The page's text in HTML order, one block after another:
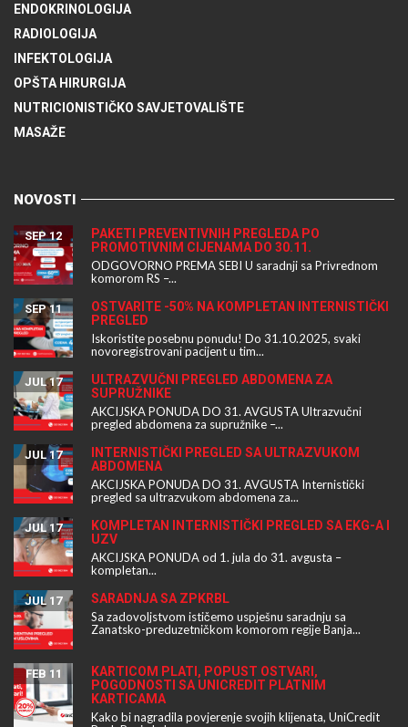
ENDOKRINOLOGIJA
RADIOLOGIJA
INFEKTOLOGIJA
OPŠTA HIRURGIJA
NUTRICIONISTIČKO SAVJETOVALIŠTE
MASAŽE
NOVOSTI
PAKETI PREVENTIVNIH PREGLEDA PO
PROMOTIVNIM CIJENAMA DO 30.11.
SEP 12
ODGOVORNO PREMA SEBI U saradnji sa Privrednom
komorom RS –...
OSTVARITE -50% NA KOMPLETAN INTERNISTIČKI
PREGLED
SEP 11
Iskoristite posebnu ponudu! Do 31.10.2025, svaki
novoregistrovani pacijent u tim...
ULTRAZVUČNI PREGLED ABDOMENA ZA
SUPRUŽNIKE
JUL 17
AKCIJSKA PONUDA DO 31. AVGUSTA Ultrazvučni
pregled abdomena za supružnike –...
INTERNISTIČKI PREGLED SA ULTRAZVUKOM
ABDOMENA
JUL 17
AKCIJSKA PONUDA DO 31. AVGUSTA Internistički
pregled sa ultrazvukom abdomena za...
KOMPLETAN INTERNISTIČKI PREGLED SA EKG-A I
UZV
JUL 17
AKCIJSKA PONUDA od 1. jula do 31. avgusta –
kompletan...
SARADNJA SA ZPKRBL
JUL 17
Sa zadovoljstvom ističemo uspješnu saradnju sa
Zanatsko-preduzetničkom komorom regije Banja...
KARTICOM PLATI, POPUST OSTVARI,
POGODNOSTI SA UNICREDIT PLATNIM
KARTICAMA
FEB 11
Kako bi nagradila povjerenje svojih klijenata, UniCredit